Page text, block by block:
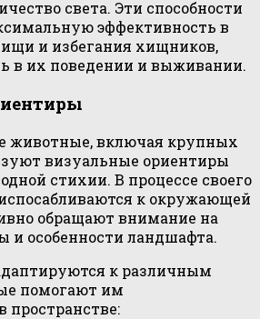
света. Эти способности
эффективность в
и избегания хищников,
в их поведении и выживании.
животные, включая крупных
визуальные ориентиры
стихии. В процессе своего
к окружающей
обращают внимание на
и особенности ландшафта.
к различным
помогают им
пространстве: